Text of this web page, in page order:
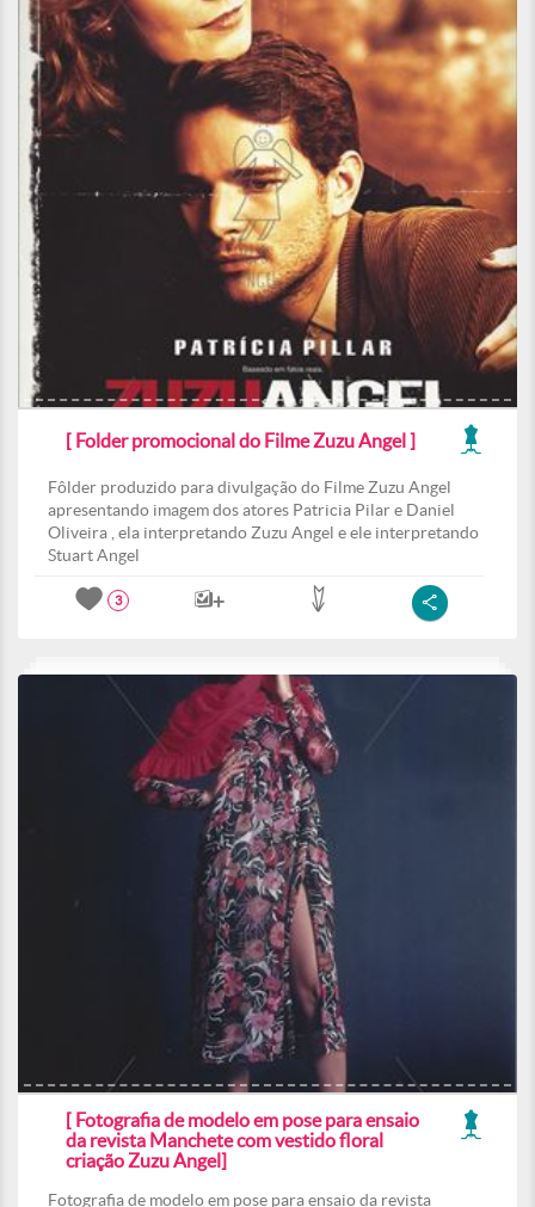
[ Folder promocional do Filme Zuzu Angel ]
Fôlder produzido para divulgação do Filme Zuzu Angel
apresentando imagem dos atores Patricia Pilar e Daniel
Oliveira , ela interpretando Zuzu Angel e ele interpretando
Stuart Angel
3
[ Fotografia de modelo em pose para ensaio
da revista Manchete com vestido floral
criação Zuzu Angel]
Fotografia de modelo em pose para ensaio da revista